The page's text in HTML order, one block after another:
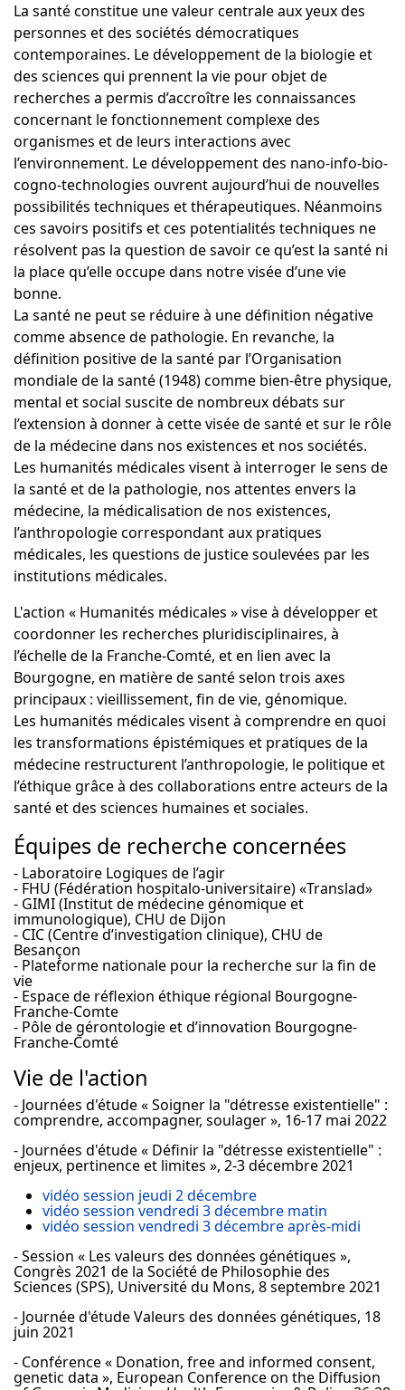
La santé constitue une valeur centrale aux yeux des
personnes et des sociétés démocratiques
contemporaines. Le développement de la biologie et
des sciences qui prennent la vie pour objet de
recherches a permis d’accroître les connaissances
concernant le fonctionnement complexe des
organismes et de leurs interactions avec
l’environnement. Le développement des nano-info-bio-
cogno-technologies ouvrent aujourd’hui de nouvelles
possibilités techniques et thérapeutiques. Néanmoins
ces savoirs positifs et ces potentialités techniques ne
résolvent pas la question de savoir ce qu’est la santé ni
la place qu’elle occupe dans notre visée d’une vie
bonne.
La santé ne peut se réduire à une définition négative
comme absence de pathologie. En revanche, la
définition positive de la santé par l’Organisation
mondiale de la santé (1948) comme bien-être physique,
mental et social suscite de nombreux débats sur
l’extension à donner à cette visée de santé et sur le rôle
de la médecine dans nos existences et nos sociétés.
Les humanités médicales visent à interroger le sens de
la santé et de la pathologie, nos attentes envers la
médecine, la médicalisation de nos existences,
l’anthropologie correspondant aux pratiques
médicales, les questions de justice soulevées par les
institutions médicales.
L'action « Humanités médicales » vise à développer et
coordonner les recherches pluridisciplinaires, à
l’échelle de la Franche-Comté, et en lien avec la
Bourgogne, en matière de santé selon trois axes
principaux : vieillissement, fin de vie, génomique.
Les humanités médicales visent à comprendre en quoi
les transformations épistémiques et pratiques de la
médecine restructurent l’anthropologie, le politique et
l’éthique grâce à des collaborations entre acteurs de la
santé et des sciences humaines et sociales.
Équipes de recherche concernées
- Laboratoire Logiques de l’agir
- FHU (Fédération hospitalo-universitaire) «Translad»
- GIMI (Institut de médecine génomique et
immunologique), CHU de Dijon
- CIC (Centre d’investigation clinique), CHU de
Besançon
- Plateforme nationale pour la recherche sur la fin de
vie
- Espace de réflexion éthique régional Bourgogne-
Franche-Comte
- Pôle de gérontologie et d’innovation Bourgogne-
Franche-Comté
Vie de l'action
- Journées d'étude « Soigner la "détresse existentielle" :
comprendre, accompagner, soulager », 16-17 mai 2022
- Journées d'étude « Définir la "détresse existentielle" :
enjeux, pertinence et limites », 2-3 décembre 2021
vidéo session jeudi 2 décembre
vidéo session vendredi 3 décembre matin
vidéo session vendredi 3 décembre après-midi
- Session « Les valeurs des données génétiques »,
Congrès 2021 de la Société de Philosophie des
Sciences (SPS), Université du Mons, 8 septembre 2021
- Journée d'étude Valeurs des données génétiques, 18
juin 2021
- Conférence « Donation, free and informed consent,
genetic data », European Conference on the Diffusion